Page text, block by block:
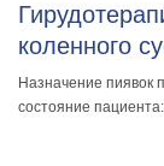
коленного
Назначение пиявок
состояние